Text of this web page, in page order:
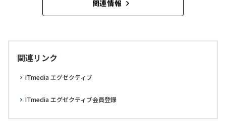
関連情報
関連リンク
ITmedia エグゼクティブ
ITmedia エグゼクティブ会員登録